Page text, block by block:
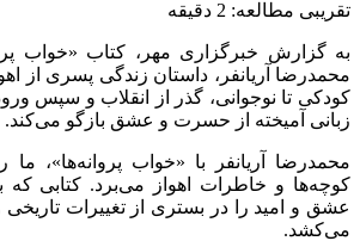
تقریبی مطالعه: 2 دقیقه
به گزارش خبرگزاری مهر، کتاب «خواب
محمدرضا آریانفر، داستان زندگی پسری از
کودکی تا نوجوانی، گذر از انقلاب و سپس
زبانی آمیخته از حسرت و عشق بازگو می‌کند.
محمدرضا آریانفر با «خواب پروانه‌ها»،
کوچه‌ها و خاطرات اهواز می‌برد. کتابی که
عشق و امید را در بستری از تغییرات
می‌کشد.